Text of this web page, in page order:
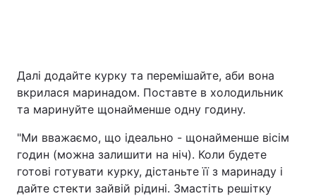
Далі додайте курку та перемішайте, аби вона
вкрилася маринадом. Поставте в холодильник
та маринуйте щонайменше одну годину.
"Ми вважаємо, що ідеально - щонайменше вісім
годин (можна залишити на ніч). Коли будете
готові готувати курку, дістаньте її з маринаду і
дайте стекти зайвій рідині. Змастіть решітку